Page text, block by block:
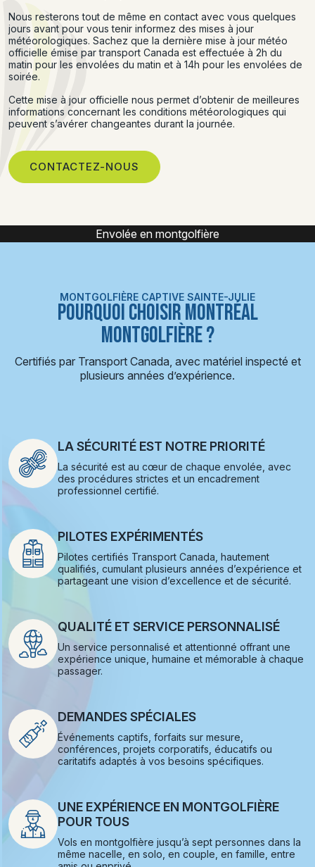
Nous resterons tout de même en contact avec vous quelques
jours avant pour vous tenir informez des mises à jour
météorologiques. Sachez que la dernière mise à jour météo
officielle émise par transport Canada est effectuée à 2h du
matin pour les envolées du matin et à 14h pour les envolées de
soirée.
Cette mise à jour officielle nous permet d’obtenir de meilleures
informations concernant les conditions météorologiques qui
peuvent s’avérer changeantes durant la journée.
CONTACTEZ-NOUS
Envolée en montgolfière
MONTGOLFIÈRE CAPTIVE SAINTE-JULIE
POURQUOI CHOISIR MONTRÉAL
MONTGOLFIÈRE ?
Certifiés par Transport Canada, avec matériel inspecté et
plusieurs années d’expérience.
LA SÉCURITÉ EST NOTRE PRIORITÉ
La sécurité est au cœur de chaque envolée, avec
des procédures strictes et un encadrement
professionnel certifié.
PILOTES EXPÉRIMENTÉS
Pilotes certifiés Transport Canada, hautement
qualifiés, cumulant plusieurs années d’expérience et
partageant une vision d’excellence et de sécurité.
QUALITÉ ET SERVICE PERSONNALISÉ
Un service personnalisé et attentionné offrant une
expérience unique, humaine et mémorable à chaque
passager.
DEMANDES SPÉCIALES
Événements captifs, forfaits sur mesure,
conférences, projets corporatifs, éducatifs ou
caritatifs adaptés à vos besoins spécifiques.
UNE EXPÉRIENCE EN MONTGOLFIÈRE
POUR TOUS
Vols en montgolfière jusqu’à sept personnes dans la
même nacelle, en solo, en couple, en famille, entre